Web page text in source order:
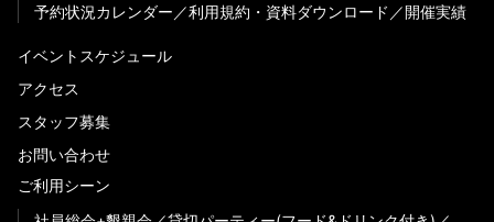
予約状況カレンダー
利用規約・資料ダウンロード 開催実績
イベントスケジュール
アクセス
スタッフ募集
お問い合わせ
ご利用シーン